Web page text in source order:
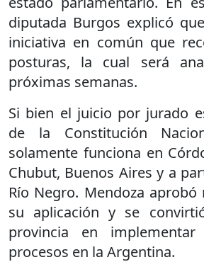
diputada Burgos explicó
iniciativa en común que
posturas, la cual será
próximas semanas.
Si bien el juicio por jurado
de la Constitución
solamente funciona en
Chubut, Buenos Aires y a
Río Negro. Mendoza aprobó
su aplicación y se
provincia en
procesos en la Argentina.